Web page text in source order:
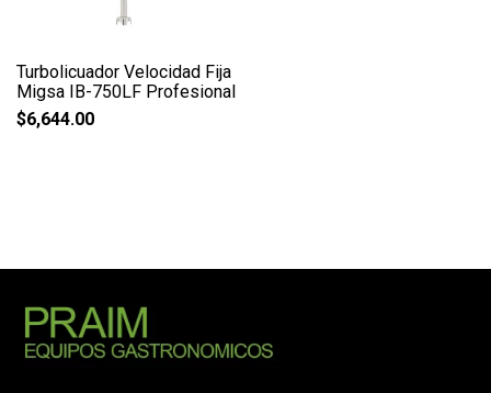
Turbolicuador Velocidad Fija
Migsa IB-750LF Profesional
$6,644.00